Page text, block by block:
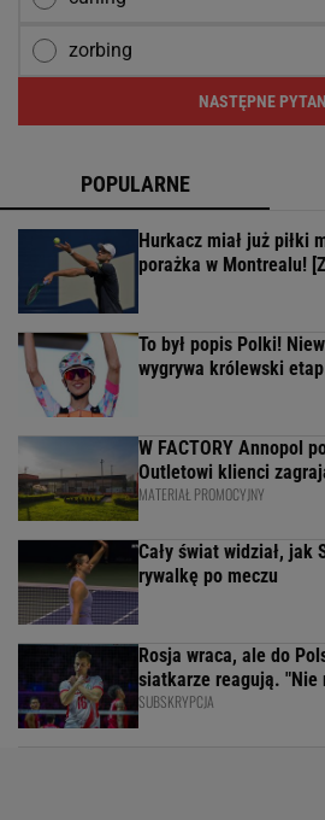
zorbing
NASTĘPNE
POPULARNE
Hurkacz miał już piłki
porażka w Montrealu!
To był popis Polki!
wygrywa królewski
W FACTORY Annopol
Outletowi klienci
MATERIAŁ PROMOCYJNY
Cały świat widział, jak
rywalkę po meczu
Rosja wraca, ale do
siatkarze reagują. "Nie
SUBSKRYPCJA